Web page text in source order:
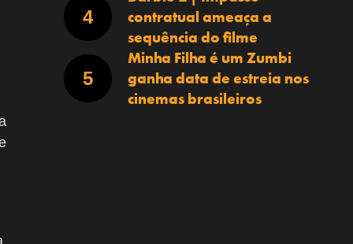
contratual ameaça a
sequência do filme
Minha Filha é um Zumbi
ganha data de estreia nos
cinemas brasileiros